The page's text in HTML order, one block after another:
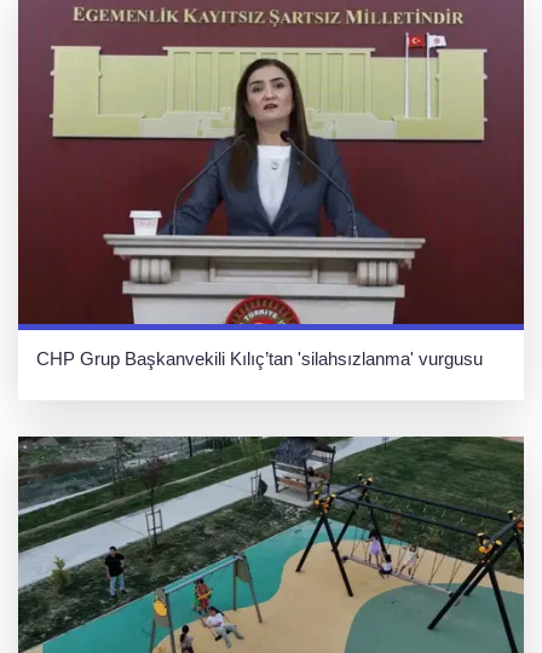
CHP Grup Başkanvekili Kılıç’tan 'silahsızlanma' vurgusu